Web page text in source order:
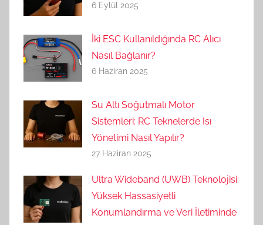
6 Eylül 2025
İki ESC Kullanıldığında RC Alıcı
Nasıl Bağlanır?
6 Haziran 2025
Su Altı Soğutmalı Motor
Sistemleri: RC Teknelerde Isı
Yönetimi Nasıl Yapılır?
27 Haziran 2025
Ultra Wideband (UWB) Teknolojisi:
Yüksek Hassasiyetli
Konumlandırma ve Veri İletiminde